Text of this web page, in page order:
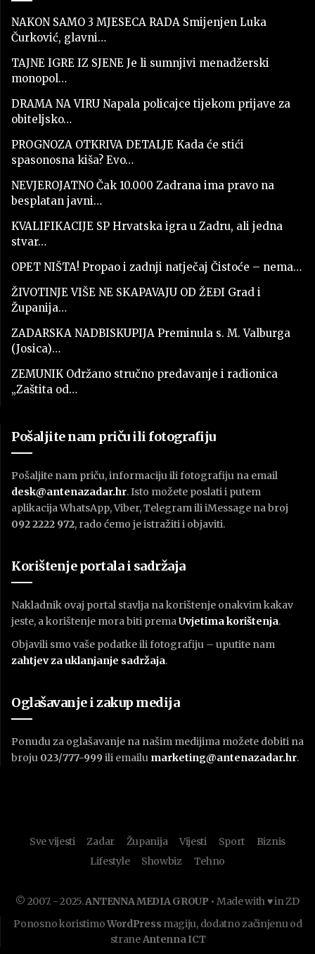
NAKON SAMO 3 MJESECA RADA Smijenjen Luka
Čurković, glavni…
TAJNE IGRE IZ SJENE Je li sumnjivi menadžerski
monopol…
DRAMA NA VIRU Napala policajce tijekom prijave za
obiteljsko…
PROGNOZA OTKRIVA DETALJE Kada će stići
spasonosna kiša? Evo…
NEVJEROJATNO Čak 10.000 Zadrana ima pravo na
besplatan javni…
KVALIFIKACIJE SP Hrvatska igra u Zadru, ali jedna
stvar…
OPET NIŠTA! Propao i zadnji natječaj Čistoće – nema…
ŽIVOTINJE VIŠE NE SKAPAVAJU OD ŽEĐI Grad i
Županija…
ZADARSKA NADBISKUPIJA Preminula s. M. Valburga
(Josica)…
ZEMUNIK Održano stručno predavanje i radionica
„Zaštita od…
Pošaljite nam priču ili fotografiju
Pošaljite nam priču, informaciju ili fotografiju na email
desk@antenazadar.hr. Isto možete poslati i putem
aplikacija WhatsApp, Viber, Telegram ili iMessage na broj
092 2222 972, rado ćemo je istražiti i objaviti.
Korištenje portala i sadržaja
Nakladnik ovaj portal stavlja na korištenje onakvim kakav
jeste, a korištenje mora biti premaUvjetima korištenja.
Objavili smo vaše podatke ili fotografiju – uputite nam
zahtjev za uklanjanje sadržaja.
Oglašavanje i zakup medija
Ponudu za oglašavanje na našim medijima možete dobiti na
broju 023/777-999 ili emailu marketing@antenazadar.hr.
Sve vijesti Zadar Županija Vijesti Sport
Biznis
Lifestyle
Showbiz Tehno
© 2007. - 2025.ANTENNA MEDIA GROUP • Made with ♥ in ZD
Ponosno koristimoWordPress magiju, dodatno začinjenu od
straneAntenna ICT